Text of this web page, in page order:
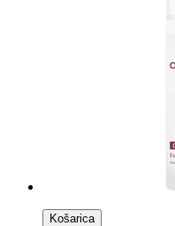
Košarica